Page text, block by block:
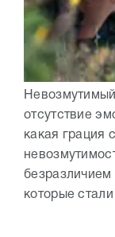
отсутствие
какая грация
которые